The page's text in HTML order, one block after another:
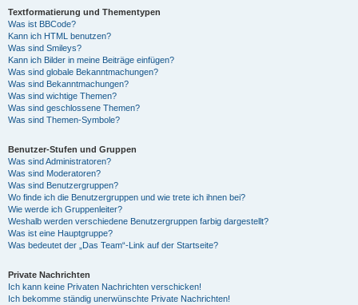
Textformatierung und Thementypen
Was ist BBCode?
Kann ich HTML benutzen?
Was sind Smileys?
Kann ich Bilder in meine Beiträge einfügen?
Was sind globale Bekanntmachungen?
Was sind Bekanntmachungen?
Was sind wichtige Themen?
Was sind geschlossene Themen?
Was sind Themen-Symbole?
Benutzer-Stufen und Gruppen
Was sind Administratoren?
Was sind Moderatoren?
Was sind Benutzergruppen?
Wo finde ich die Benutzergruppen und wie trete ich ihnen bei?
Wie werde ich Gruppenleiter?
Weshalb werden verschiedene Benutzergruppen farbig dargestellt?
Was ist eine Hauptgruppe?
Was bedeutet der „Das Team“-Link auf der Startseite?
Private Nachrichten
Ich kann keine Privaten Nachrichten verschicken!
Ich bekomme ständig unerwünschte Private Nachrichten!